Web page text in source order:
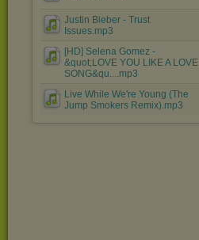
Justin Bieber - Trust
Issues.mp3
[HD] Selena Gomez -
&quot;LOVE YOU LIKE A LOVE
SONG&qu....mp3
Live While We're Young (The
Jump Smokers Remix).mp3